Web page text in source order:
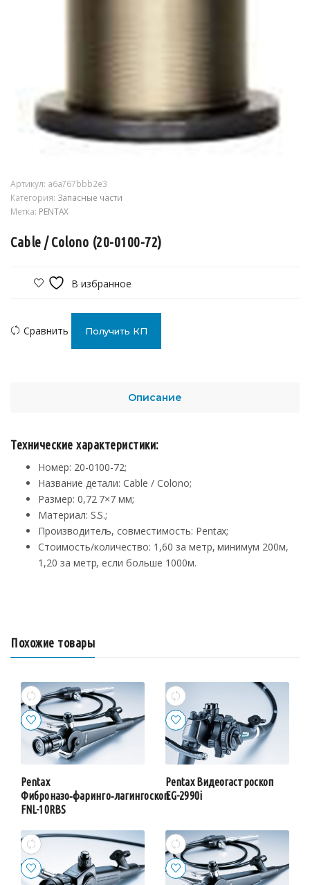
Артикул: a6a767bbb2e3
Категория: Запасные части
Метка: PENTAX
Cable / Colono (20-0100-72)
В избранное
Сравнить Получить КП
Описание
Технические характеристики:
Номер: 20-0100-72;
Название детали: Cable / Colono;
Размер: 0,72 7×7 мм;
Материал: S.S.;
Производитель, совместимость: Pentax;
Стоимость/количество: 1,60 за метр, минимум 200м,
1,20 за метр, если больше 1000м.
Похожие товары
Pentax
Фиброназо‑фаринго‑лагингоскоп
FNL-10RBS
Pentax Видеогастроскоп
EG-2990i